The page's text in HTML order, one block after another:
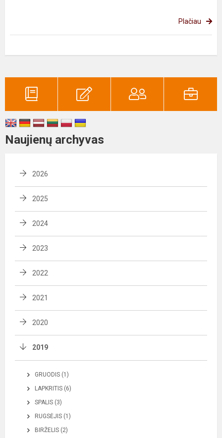
Plačiau
Naujienų archyvas
2026
2025
2024
2023
2022
2021
2020
2019
GRUODIS (1)
LAPKRITIS (6)
SPALIS (3)
RUGSĖJIS (1)
BIRŽELIS (2)